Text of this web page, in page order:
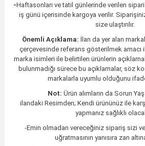
-Haftasonları ve tatil günlerinde verilen
iş günü içerisinde kargoya verilir.
size ulaştırılır.
Önemli Açıklama: İlan da yer alan
çerçevesinde referans gösterilmek amacı
marka isimleri ile belirtilen ürünlerin
bulunmadığı sürece bu açıklamalar, söz
markalarla uyumlu olduğunu
Not: Ürün alımların da Sorun
ilandaki Resimden; Kendi ürününüz ile
yapmanız sağlıklı
-Emin olmadan vereceğiniz sipariş sizi
uğratmasının yanısıra zan